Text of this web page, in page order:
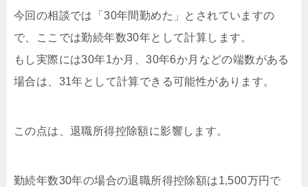
今回の相談では「30年間勤めた」とされていますの
で、ここでは勤続年数30年として計算します。
もし実際には30年1か月、30年6か月などの端数がある
場合は、31年として計算できる可能性があります。
この点は、退職所得控除額に影響します。
勤続年数30年の場合の退職所得控除額は1,500万円で